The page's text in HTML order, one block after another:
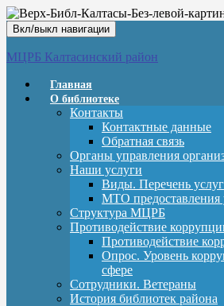
Вкл/выкл навигации
МЦРБ Калтасинский район
Главная
О библиотеке
Контакты
Контактные данные
Обратная связь
Органы управления
Наши услуги
Виды. Перечень услуг
МТО предоставления
Структура МЦРБ
Противодействие
Противодействие
Опрос. Уровень
сфере
Сотрудники. Ветераны
История библиотек района